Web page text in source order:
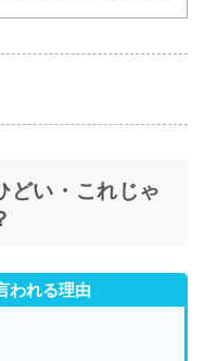
い・これじゃ
われる理由